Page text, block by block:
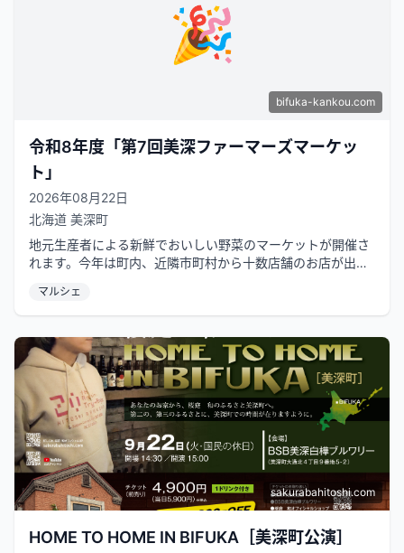
🎉
bifuka-kankou.com
令和8年度「第7回美深ファーマーズマーケッ
ト」
2026年08月22日
北海道 美深町
地元生産者による新鮮でおいしい野菜のマーケットが開催さ
れます。今年は町内、近隣市町村から十数店舗のお店が出店
マルシェ
sakurabahitoshi.com
HOME TO HOME IN BIFUKA［美深町公演］